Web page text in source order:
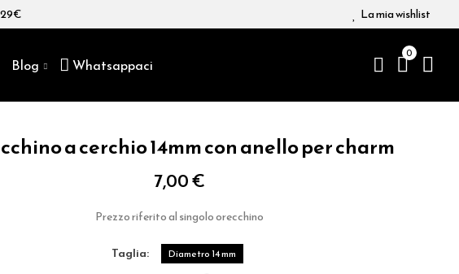
La mia wishlist
Blog Whatsappaci
0
a cerchio 14mm con anello per charm
7,00 €
Prezzo riferito al singolo orecchino
taglia Diametro 14 mm